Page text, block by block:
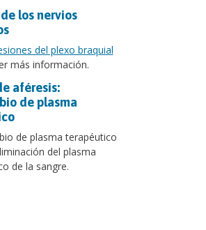
los nervios
del plexo braquial
más información.
aféresis:
de plasma
de plasma terapéutico
del plasma
de la sangre.